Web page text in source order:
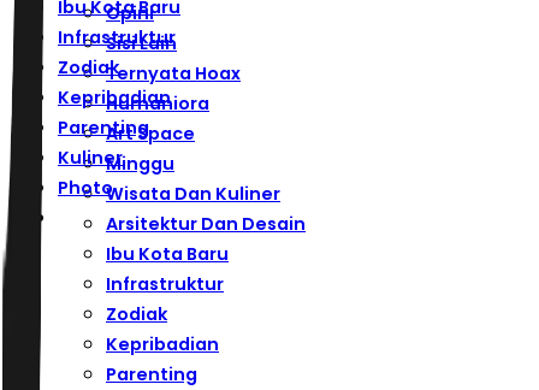
Ibu Kota Baru
Infrastruktur
Zodiak
Kepribadian
Parenting
Kuliner
Photo
Opini
Sisi Lain
Ternyata Hoax
Humaniora
Art Space
Minggu
Wisata Dan Kuliner
Arsitektur Dan Desain
Ibu Kota Baru
Infrastruktur
Zodiak
Kepribadian
Parenting